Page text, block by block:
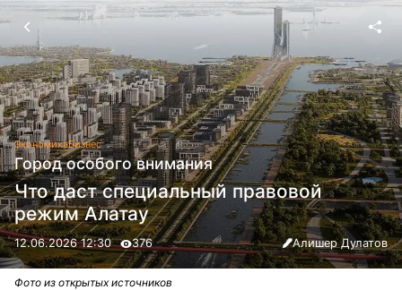
ЭкономикаБизнес
Город особого внимания
Что даст специальный правовой
режим Алатау
12.06.2026 12:30 376 Алишер Дулатов
Фото из открытых источников